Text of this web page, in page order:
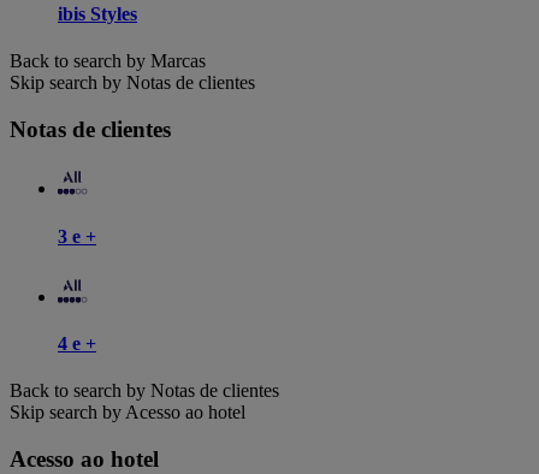
ibis Styles
Back to search by Marcas
Skip search by Notas de clientes
Notas de clientes
3 e +
4 e +
Back to search by Notas de clientes
Skip search by Acesso ao hotel
Acesso ao hotel